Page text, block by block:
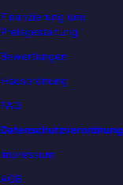
Finanzierung und
Preisgestaltung
Bewertungen
Hausordnung
FAQ
Datenschutzverordnung
Impressum
AGB